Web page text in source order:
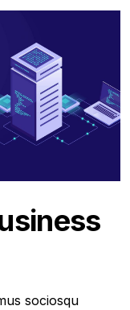
sociosqu